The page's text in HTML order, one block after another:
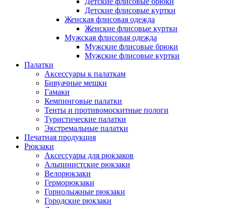
Детские флисовые куртки
Женская флисовая одежда
Женские флисовые куртки
Мужская флисовая одежда
Мужские флисовые брюки
Мужские флисовые куртки
Палатки
Аксессуары к палаткам
Бивуачные мешки
Гамаки
Кемпинговые палатки
Тенты и противомоскитные пологи
Туристические палатки
Экстремальные палатки
Печатная продукция
Рюкзаки
Аксессуары для рюкзаков
Альпинистские рюкзаки
Велорюкзаки
Герморюкзаки
Горнолыжные рюкзаки
Городские рюкзаки